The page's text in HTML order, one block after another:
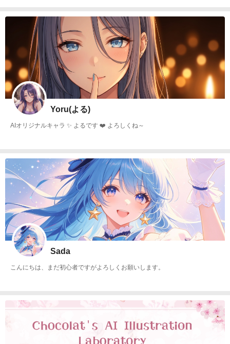
Yoru(よる)
AIオリジナルキャラ ✨ よるです ❤️ よろしくね～
Sada
こんにちは、まだ初心者ですがよろしくお願いします。